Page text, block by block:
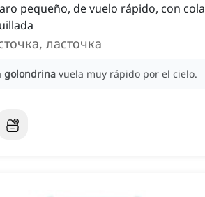
pequeño, de vuelo rápido, con cola
ласточка
golondrina vuela muy rápido por el cielo.